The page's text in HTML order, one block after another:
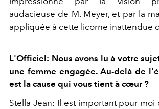
audacieuse de M. Meyer, et par la
appliquée à cette licorne inattendue
L'Officiel: Nous avons lu à votre
une femme engagée. Au-delà de
est la cause qui vous tient à cœur ?
Stella Jean: Il est important pour moi